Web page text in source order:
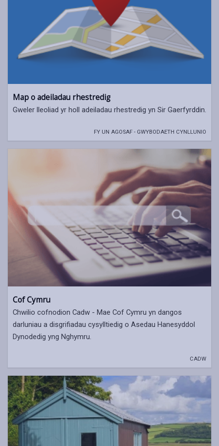
Map o adeiladau rhestredig
Gweler lleoliad yr holl adeiladau rhestredig yn Sir Gaerfyrddin.
FY UN AGOSAF - GWYBODAETH CYNLLUNIO
Cof Cymru
Chwilio cofnodion Cadw - Mae Cof Cymru yn dangos
darluniau a disgrifiadau cysylltiedig o Asedau Hanesyddol
Dynodedig yng Nghymru.
CADW